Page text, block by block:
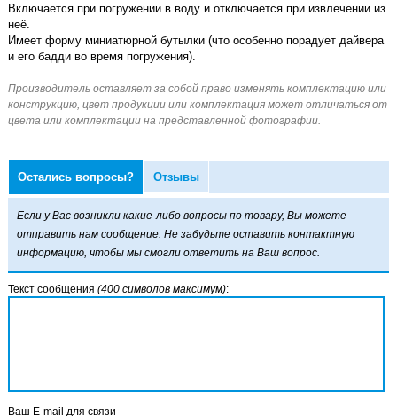
Включается при погружении в воду и отключается при извлечении из
неё.
Имеет форму миниатюрной бутылки (что особенно порадует дайвера
и его бадди во время погружения).
Остались вопросы? Отзывы
Если у Вас возникли какие-либо вопросы по товару, Вы можете
отправить нам сообщение. Не забудьте оставить контактную
информацию, чтобы мы смогли ответить на Ваш вопрос.
Текст сообщения (400 символов максимум):
Ваш E-mail для связи